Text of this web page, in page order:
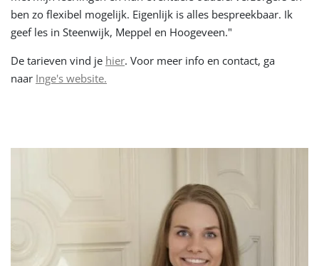
ben zo flexibel mogelijk. Eigenlijk is alles bespreekbaar. Ik
geef les in Steenwijk, Meppel en Hoogeveen."
De tarieven vind je hier. Voor meer info en contact, ga
naar Inge's website.